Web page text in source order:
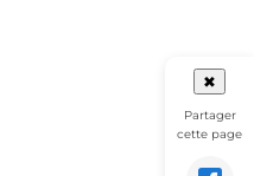
✖
Partager
cette page